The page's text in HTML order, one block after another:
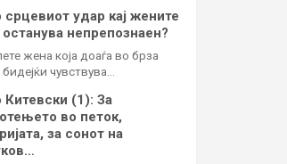
удар кај жените
непрепознаен?
жена која доаѓа во брза
чувствува…
Китевски (1): За
во петок,
за сонот на